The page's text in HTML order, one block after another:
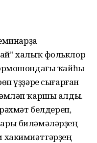
халыҡ фольклор
ҡайһы
үҙҙәре сығарған
ҡаршы алды.
белдереп,
биләмәләрҙең